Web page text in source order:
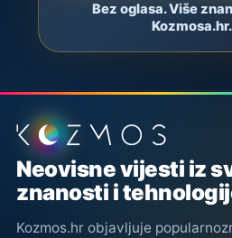
Bez oglasa. Više
Kozmosa.hr.
Podnožje stranice
Neovisne vijesti iz
znanosti i
Kozmos.hr objavljuje